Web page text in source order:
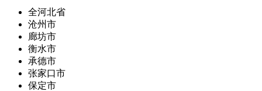
全河北省
沧州市
廊坊市
衡水市
承德市
张家口市
保定市